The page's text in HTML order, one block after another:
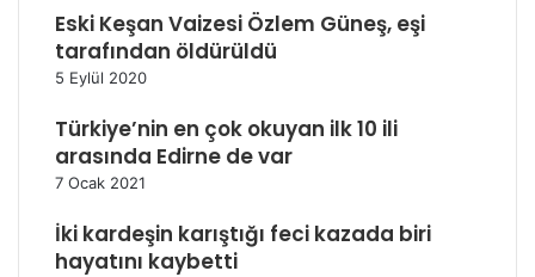
Eski Keşan Vaizesi Özlem Güneş, eşi
tarafından öldürüldü
5 Eylül 2020
Türkiye’nin en çok okuyan ilk 10 ili
arasında Edirne de var
7 Ocak 2021
İki kardeşin karıştığı feci kazada biri
hayatını kaybetti